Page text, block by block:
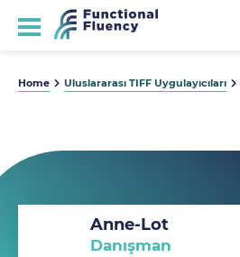
Home Uluslararası TIFF Uygulayıcıları
Anne-Lot
Danışman